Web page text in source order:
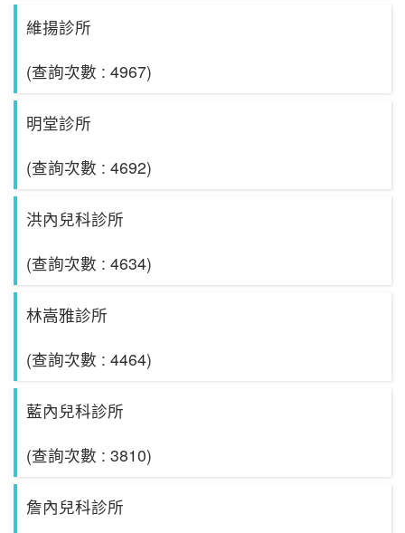
維揚診所
(查詢次數 : 4967)
明堂診所
(查詢次數 : 4692)
洪內兒科診所
(查詢次數 : 4634)
林嵩雅診所
(查詢次數 : 4464)
藍內兒科診所
(查詢次數 : 3810)
詹內兒科診所